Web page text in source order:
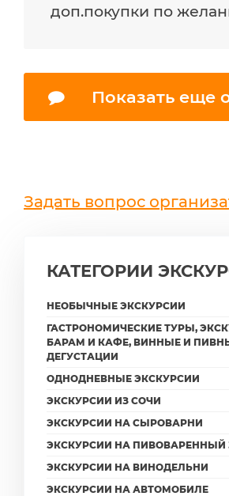
доп.покупки по
Показать еще
Задать вопрос
КАТЕГОРИИ
НЕОБЫЧНЫЕ ЭКСКУРСИИ
ГАСТРОНОМИЧЕСКИЕ ТУРЫ,
БАРАМ И КАФЕ, ВИННЫЕ И
ДЕГУСТАЦИИ
ОДНОДНЕВНЫЕ ЭКСКУРСИИ
ЭКСКУРСИИ ИЗ СОЧИ
ЭКСКУРСИИ НА СЫРОВАРНИ
ЭКСКУРСИИ НА ПИВОВАРЕННЫЙ
ЭКСКУРСИИ НА ВИНОДЕЛЬНИ
ЭКСКУРСИИ НА АВТОМОБИЛЕ